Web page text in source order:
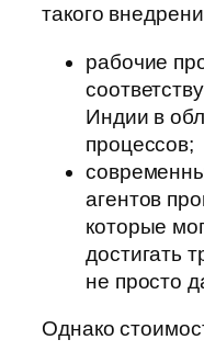
такого
рабочие
Индии в
процессов;
агентов
которые
достигать
не просто
Однако